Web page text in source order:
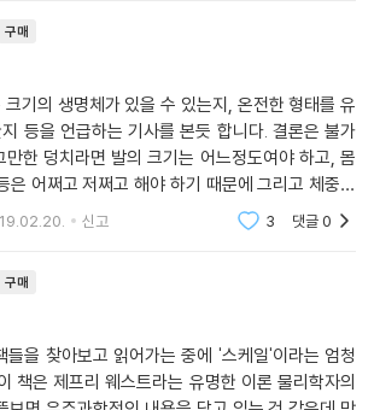
고 대담하고 아름답고 경악할 만큼 단순한 새로운
나기까지 하는 경우는 흔치 않다. 제프리 웨스트
놓았다. 이 책에는 그 이야기가 담겨 있다.- 스티븐
수학 교수,『X의 즐거움The Joy of X』저자
가능성에 관한 기존 개념을 뒤엎는 보편적인 깨달
것도 증명한다. 오랫동안 회자될 책이다.- 에이브
학교 의과대학 교수,『눈물의 아이들Cutting the
CEO, 기술 전문가, 시장, 도시 지도자 등 우리가 사
구매
기의 생명체가 있을 수 있는지, 온전한 형태를 유
등을 언급하는 기사를 본듯 합니다. 결론은 불가
만한 덩치라면 발의 크기는 어느정도여야 하고, 몸
은 어쩌고 저쩌고 해야 하기 때문에 그리고 체중을
도여야 하기 때문에 형태를 유지할 수 없을 것이
신고 3 댓글0
구매
들을 찾아보고 읽어가는 중에 '스케일'이라는 엄청
책은 제프리 웨스트라는 유명한 이론 물리학자의